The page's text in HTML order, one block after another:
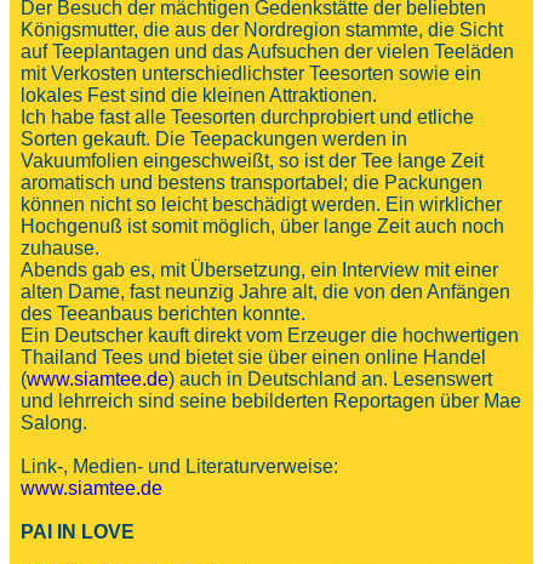
Der Besuch der mächtigen Gedenkstätte der beliebten
Königsmutter, die aus der Nordregion stammte, die Sicht
auf Teeplantagen und das Aufsuchen der vielen Teeläden
mit Verkosten unterschiedlichster Teesorten sowie ein
lokales Fest sind die kleinen Attraktionen.
Ich habe fast alle Teesorten durchprobiert und etliche
Sorten gekauft. Die Teepackungen werden in
Vakuumfolien eingeschweißt, so ist der Tee lange Zeit
aromatisch und bestens transportabel; die Packungen
können nicht so leicht beschädigt werden. Ein wirklicher
Hochgenuß ist somit möglich, über lange Zeit auch noch
zuhause.
Abends gab es, mit Übersetzung, ein Interview mit einer
alten Dame, fast neunzig Jahre alt, die von den Anfängen
des Teeanbaus berichten konnte.
Ein Deutscher kauft direkt vom Erzeuger die hochwertigen
Thailand Tees und bietet sie über einen online Handel
(www.siamtee.de) auch in Deutschland an. Lesenswert
und lehrreich sind seine bebilderten Reportagen über Mae
Salong.
Link-, Medien- und Literaturverweise:
www.siamtee.de
PAI IN LOVE